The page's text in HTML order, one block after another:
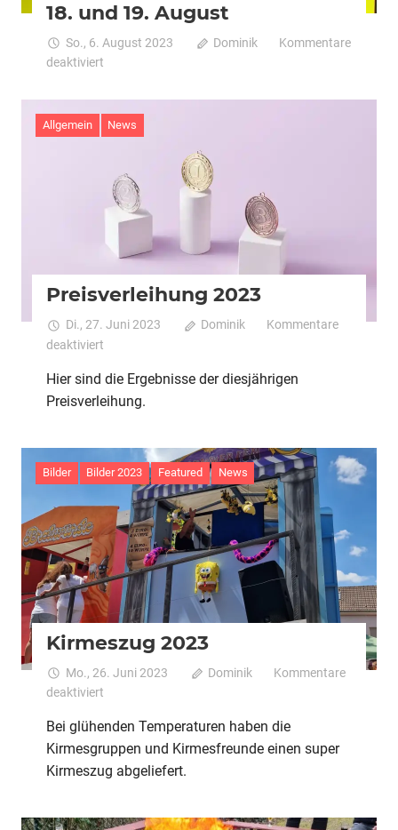
18. und 19. August
So., 6. August 2023 Dominik
Kommentare
deaktiviert
Sommerfest
am
18.
19.
August
Allgemein News
Preisverleihung 2023
Di., 27. Juni 2023 Dominik
Kommentare
deaktiviert
2023
Hier sind die Ergebnisse der diesjährigen
Preisverleihung.
Bilder Bilder 2023 Featured News
Kirmeszug 2023
Mo., 26. Juni 2023 Dominik
Kommentare
deaktiviert
2023
Bei glühenden Temperaturen haben die
Kirmesgruppen und Kirmesfreunde einen super
Kirmeszug abgeliefert.